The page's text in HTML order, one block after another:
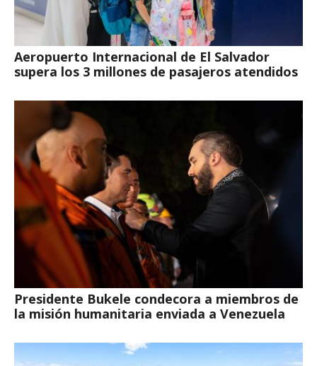
Aeropuerto Internacional de El Salvador
supera los 3 millones de pasajeros atendidos
Presidente Bukele condecora a miembros de
la misión humanitaria enviada a Venezuela